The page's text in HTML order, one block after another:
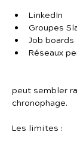
LinkedIn
Groupes
Job boards
Réseaux
peut sembler
chronophage.
Les limites :